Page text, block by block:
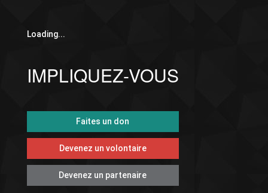
Loading...
IMPLIQUEZ-VOUS
Faites un don
Devenez un volontaire
Devenez un partenaire